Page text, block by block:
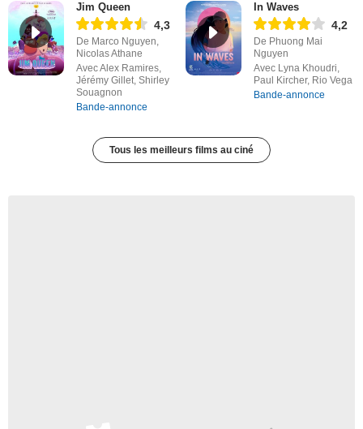
Jim Queen
4,3
De Marco Nguyen,
Nicolas Athane
Avec Alex Ramires,
Jérémy Gillet, Shirley
Souagnon
Bande-annonce
In Waves
4,2
De Phuong Mai
Nguyen
Avec Lyna Khoudri,
Paul Kircher, Rio Vega
Bande-annonce
Tous les meilleurs films au ciné